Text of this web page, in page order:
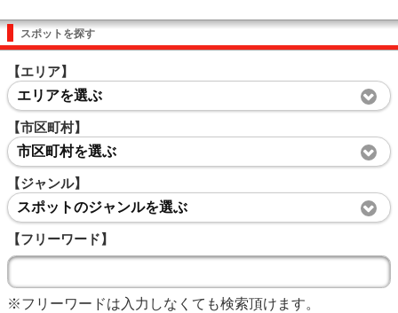
スポットを探す
【エリア】
エリアを選ぶ
【市区町村】
市区町村を選ぶ
【ジャンル】
スポットのジャンルを選ぶ
【フリーワード】
※フリーワードは入力しなくても検索頂けます。